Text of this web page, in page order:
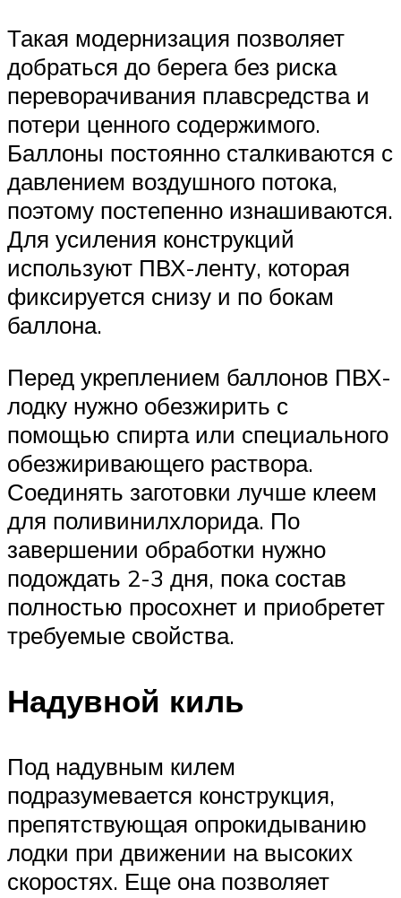
Такая модернизация позволяет
добраться до берега без риска
переворачивания плавсредства и
потери ценного содержимого.
Баллоны постоянно сталкиваются с
давлением воздушного потока,
поэтому постепенно изнашиваются.
Для усиления конструкций
используют ПВХ-ленту, которая
фиксируется снизу и по бокам
баллона.
Перед укреплением баллонов ПВХ-
лодку нужно обезжирить с
помощью спирта или специального
обезжиривающего раствора.
Соединять заготовки лучше клеем
для поливинилхлорида. По
завершении обработки нужно
подождать 2-3 дня, пока состав
полностью просохнет и приобретет
требуемые свойства.
Надувной киль
Под надувным килем
подразумевается конструкция,
препятствующая опрокидыванию
лодки при движении на высоких
скоростях. Еще она позволяет